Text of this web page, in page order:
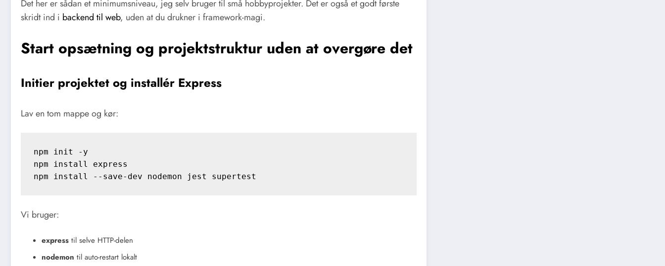
Det her er sådan et minimumsniveau, jeg selv bruger til små hobbyprojekter. Det er også et godt første
skridt ind i backend til web, uden at du drukner i framework-magi.
Start opsætning og projektstruktur uden at overgøre det
Initier projektet og installér Express
Lav en tom mappe og kør:
npm init -y
npm install express
Vi bruger:
express til selve HTTP-delen
nodemon til auto-restart lokalt